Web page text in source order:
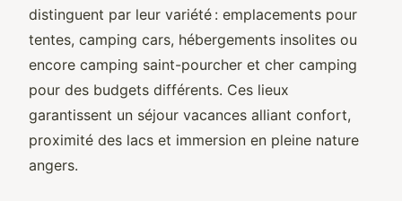
distinguent par leur variété : emplacements pour
tentes, camping cars, hébergements insolites ou
encore camping saint-pourcher et cher camping
pour des budgets différents. Ces lieux
garantissent un séjour vacances alliant confort,
proximité des lacs et immersion en pleine nature
angers.